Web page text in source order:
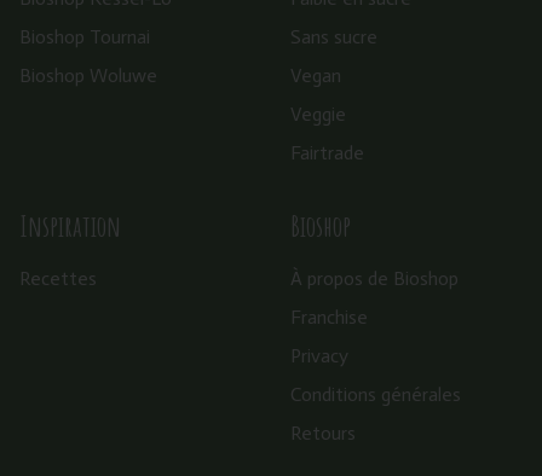
Bioshop Tournai
Bioshop Woluwe
Sans sucre
Vegan
Veggie
Fairtrade
Inspiration
Recettes
Bioshop
À propos de Bioshop
Franchise
Privacy
Conditions générales
Retours